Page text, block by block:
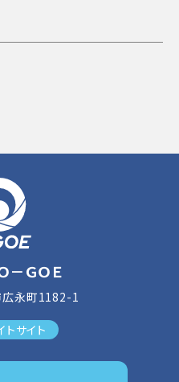
－ＧＯＥ
永町1182-1
トサイト